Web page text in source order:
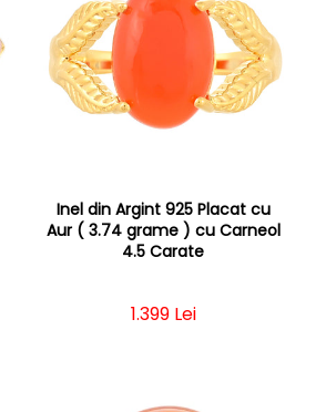
Inel din Argint 925 Placat cu
Aur ( 3.74 grame ) cu Carneol
4.5 Carate
Preț obișnuit
1.399 Lei